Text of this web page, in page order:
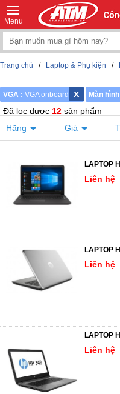
Menu
Trang chủ / Laptop & Phụ kiện /
VGA : VGA onboard x Màn
Đã lọc được 12 sản phẩm
Hãng
Giá
LAPTOP
Liên hệ
LAPTOP
Liên hệ
LAPTOP
Liên hệ